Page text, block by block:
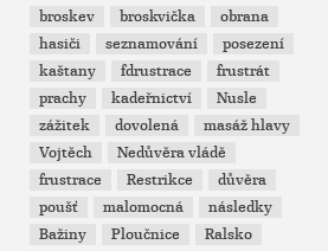
broskev
broskvička
obrana
hasiči
seznamování
posezení
kaštany
fdrustrace
frustrát
prachy
kadeřnictví
Nusle
zážitek
dovolená
masáž hlavy
Vojtěch
Nedůvěra vládě
frustrace
Restrikce
důvěra
poušť
malomocná
následky
Bažiny
Ploučnice
Ralsko